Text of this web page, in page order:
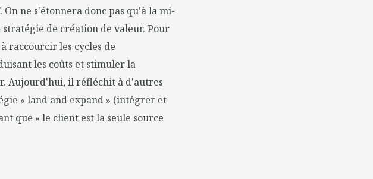
ne s'étonnera donc pas qu'à la mi-
de création de valeur. Pour
raccourcir les cycles de
les coûts et stimuler la
Aujourd'hui, il réfléchit à d'autres
« land and expand » (intégrer et
que « le client est la seule source